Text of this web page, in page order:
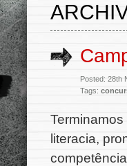
Posted: 28th
Tags:
literacia,